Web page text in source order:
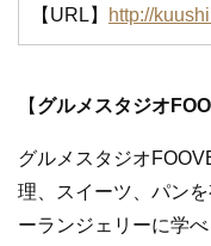
【URL】
http://
【 グルメスタジオ
グルメスタジオ
理、スイーツ、パン
ーランジェリーに学